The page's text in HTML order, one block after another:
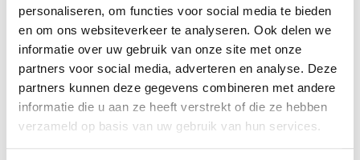
personaliseren, om functies voor social media te bieden
en om ons websiteverkeer te analyseren. Ook delen we
informatie over uw gebruik van onze site met onze
partners voor social media, adverteren en analyse. Deze
partners kunnen deze gegevens combineren met andere
informatie die u aan ze heeft verstrekt of die ze hebben
verzameld op basis van uw gebruik van hun services.
Intrinsieke motivatie
Ik vind het heel belangrijk om de klant te
stimuleren en doelgericht te werken,